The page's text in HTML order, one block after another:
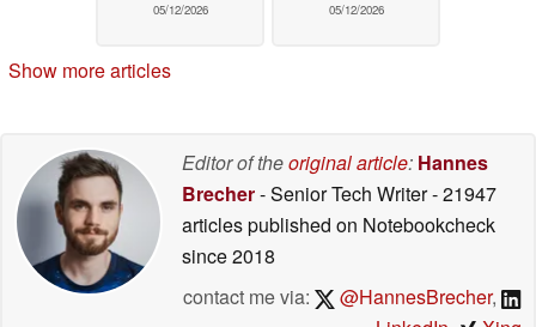
05/12/2026 05/12/2026
Show more articles
Editor of theoriginal article: Hannes
Brecher- Senior Tech Writer- 21947
articles published on Notebookcheck
since 2018
contact me via:
@HannesBrecher,